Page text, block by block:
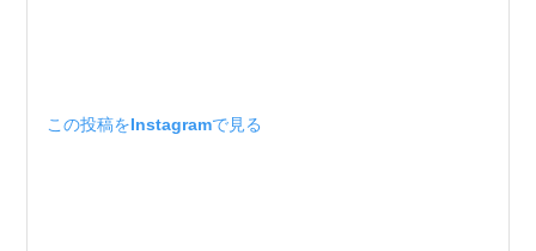
この投稿をInstagramで見る